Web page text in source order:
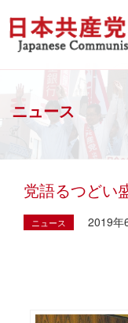
ニュース
党語るつどい
ニュース 2019年